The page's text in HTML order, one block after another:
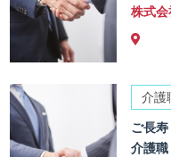
株式
介護
ご長
介護